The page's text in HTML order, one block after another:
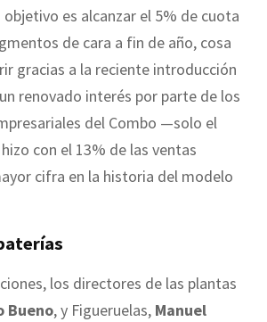
objetivo es alcanzar el 5% de cuota
de cara a fin de año, cosa
gracias a la reciente introducción
renovado interés por parte de los
del Combo —solo el
con el 13% de las ventas
cifra en la historia del modelo
los directores de las plantas
Bueno, y Figueruelas, Manuel